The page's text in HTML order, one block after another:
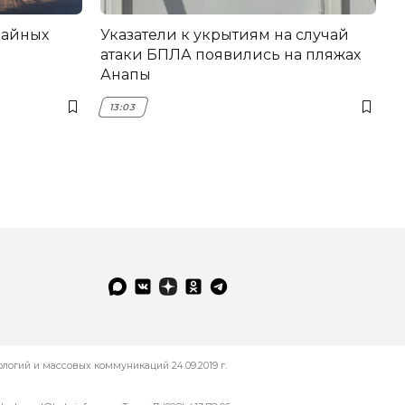
Указатели к укрытиям на случай
атаки БПЛА появились на пляжах
Анапы
13:03
и массовых коммуникаций 24.09.2019 г.